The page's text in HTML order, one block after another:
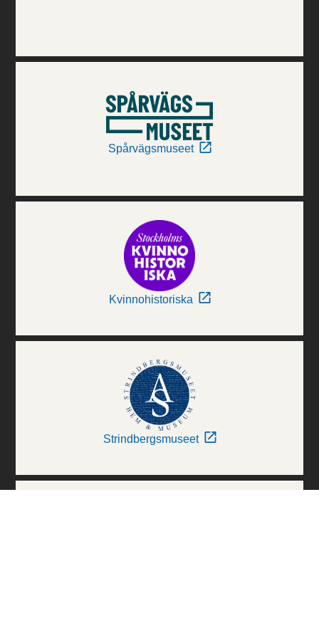
Spårvägsmuseet
Kvinnohistoriska
Strindbergsmuseet